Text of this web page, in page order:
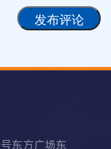
发布评论
东方广场东